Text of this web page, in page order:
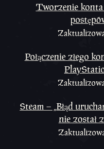
Tworzenie
Połączenie złego
Steam – „Błąd
nie został